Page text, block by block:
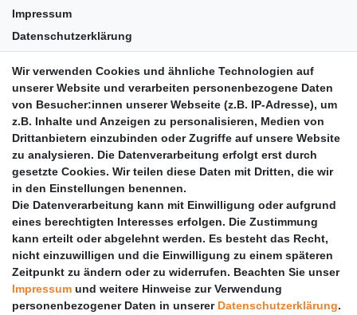
Impressum
Datenschutzerklärung
Barrierefreiheit
Anleitungen
Vertrag widerrufen
PARTNER
DHL
GLS
PaketPLUS
SPONSORING
Wir verwenden Cookies und ähnliche Technologien auf
unserer Website und verarbeiten personenbezogene Daten
von Besucher:innen unserer Webseite (z.B. IP-Adresse), um
z.B. Inhalte und Anzeigen zu personalisieren, Medien von
Drittanbietern einzubinden oder Zugriffe auf unsere Website
zu analysieren. Die Datenverarbeitung erfolgt erst durch
gesetzte Cookies. Wir teilen diese Daten mit Dritten, die wir
in den Einstellungen benennen.
Die Datenverarbeitung kann mit Einwilligung oder aufgrund
eines berechtigten Interesses erfolgen. Die Zustimmung
kann erteilt oder abgelehnt werden. Es besteht das Recht,
nicht einzuwilligen und die Einwilligung zu einem späteren
Zeitpunkt zu ändern oder zu widerrufen. Beachten Sie unser
Impressum und weitere Hinweise zur Verwendung
personenbezogener Daten in unserer Daten­schutz­erklärung.